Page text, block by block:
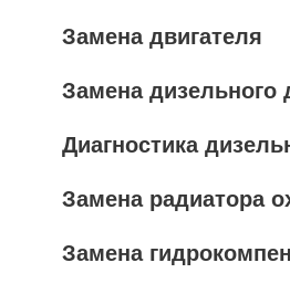
Замена двигателя
Замена дизельного
Диагностика
Замена радиатора
Замена